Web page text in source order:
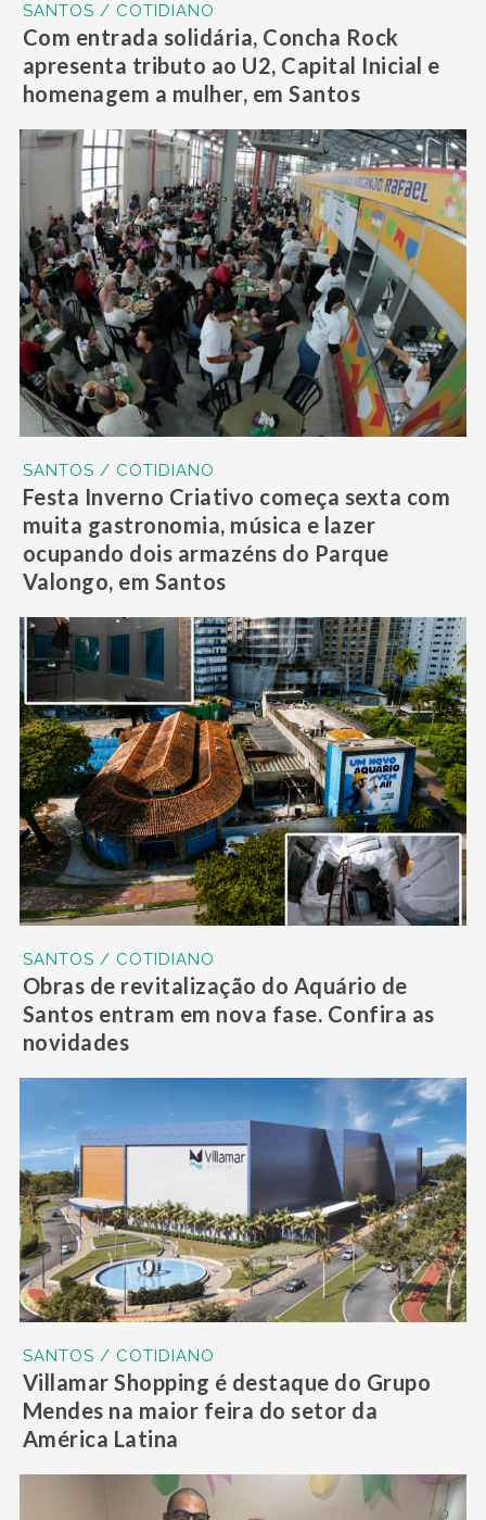
SANTOS / COTIDIANO
Com entrada solidária, Concha Rock
apresenta tributo ao U2, Capital Inicial e
homenagem a mulher, em Santos
SANTOS / COTIDIANO
Festa Inverno Criativo começa sexta com
muita gastronomia, música e lazer
ocupando dois armazéns do Parque
Valongo, em Santos
SANTOS / COTIDIANO
Obras de revitalização do Aquário de
Santos entram em nova fase. Confira as
novidades
SANTOS / COTIDIANO
Villamar Shopping é destaque do Grupo
Mendes na maior feira do setor da
América Latina